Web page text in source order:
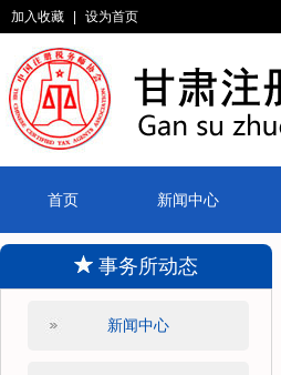
加入收藏 设为首页
首页 新闻中心
事务所动态
新闻中心